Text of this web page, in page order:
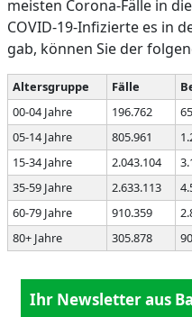
meisten Corona-Fälle in
COVID-19-Infizierte es in
gab, können Sie der
Altersgruppe Fälle
00-04 Jahre
196.762
05-14 Jahre
805.961
15-34 Jahre
2.043.104
35-59 Jahre
2.633.113
60-79 Jahre
910.359
80+ Jahre
305.878
Ihr Newsletter aus